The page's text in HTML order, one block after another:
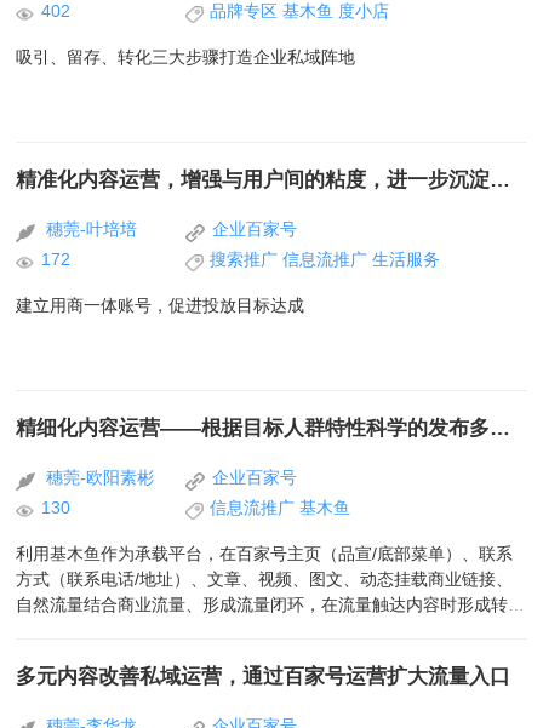
402
品牌专区 基木鱼 度小店
吸引、留存、转化三大步骤打造企业私域阵地
精准化内容运营，增强与用户间的粘度，进一步沉淀流量
穗莞-叶培培
企业百家号
172
搜索推广 信息流推广 生活服务
建立用商一体账号，促进投放目标达成
精细化内容运营——根据目标人群特性科学的发布多样化的内容
穗莞-欧阳素彬
企业百家号
130
信息流推广 基木鱼
利用基木鱼作为承载平台，在百家号主页（品宣/底部菜单）、联系
方式（联系电话/地址）、文章、视频、图文、动态挂载商业链接、
自然流量结合商业流量、形成流量闭环，在流量触达内容时形成转化
多元内容改善私域运营，通过百家号运营扩大流量入口